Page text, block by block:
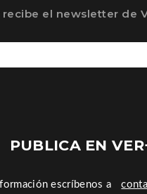
recibe el newsletter de
PUBLICA EN
escríbenos a